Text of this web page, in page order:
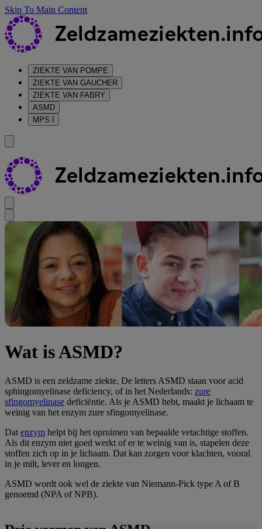
Skip To Main Content
ZIEKTE VAN POMPE
ZIEKTE VAN GAUCHER
ZIEKTE VAN FABRY
ASMD
MPS I
Wat is ASMD?
ASMD is een zeldzame ziekte. De letters ASMD staan voor acid
sphingomyelinase deficiency, of in het Nederlands: zure
sfingomyelinase deficiëntie. Als je ASMD hebt, maakt je lichaam te
weinig van het enzym zure sfingomyelinase.
Dat enzym helpt bij het opruimen van bepaalde vetachtige stoffen.
Als dit enzym niet goed werkt of er te weinig van is, stapelen deze
stoffen zich op in je lichaam. Dat kan zorgen voor klachten, vooral
in je milt, lever en longen.
ASMD wordt ook wel de ziekte van Niemann-Pick type A of B
genoemd (NPA of NPB).